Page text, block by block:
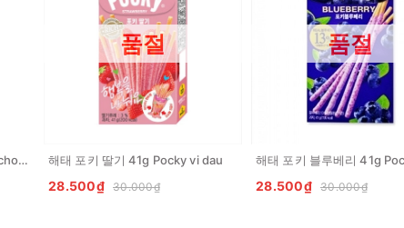
해태 포키 극세 44g Pocky vi chocolate
품절
해태 포키 딸기 41g Pocky vi dau
28.500₫ 30.000₫
품절
28.500₫ 30.000₫